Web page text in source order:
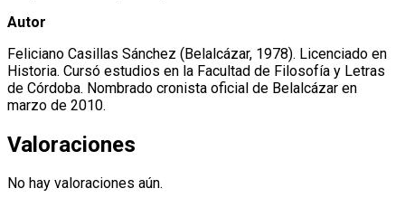
Autor
Feliciano Casillas Sánchez (Belalcázar, 1978). Licenciado en
Historia. Cursó estudios en la Facultad de Filosofía y Letras
de Córdoba. Nombrado cronista oficial de Belalcázar en
marzo de 2010.
Valoraciones
No hay valoraciones aún.